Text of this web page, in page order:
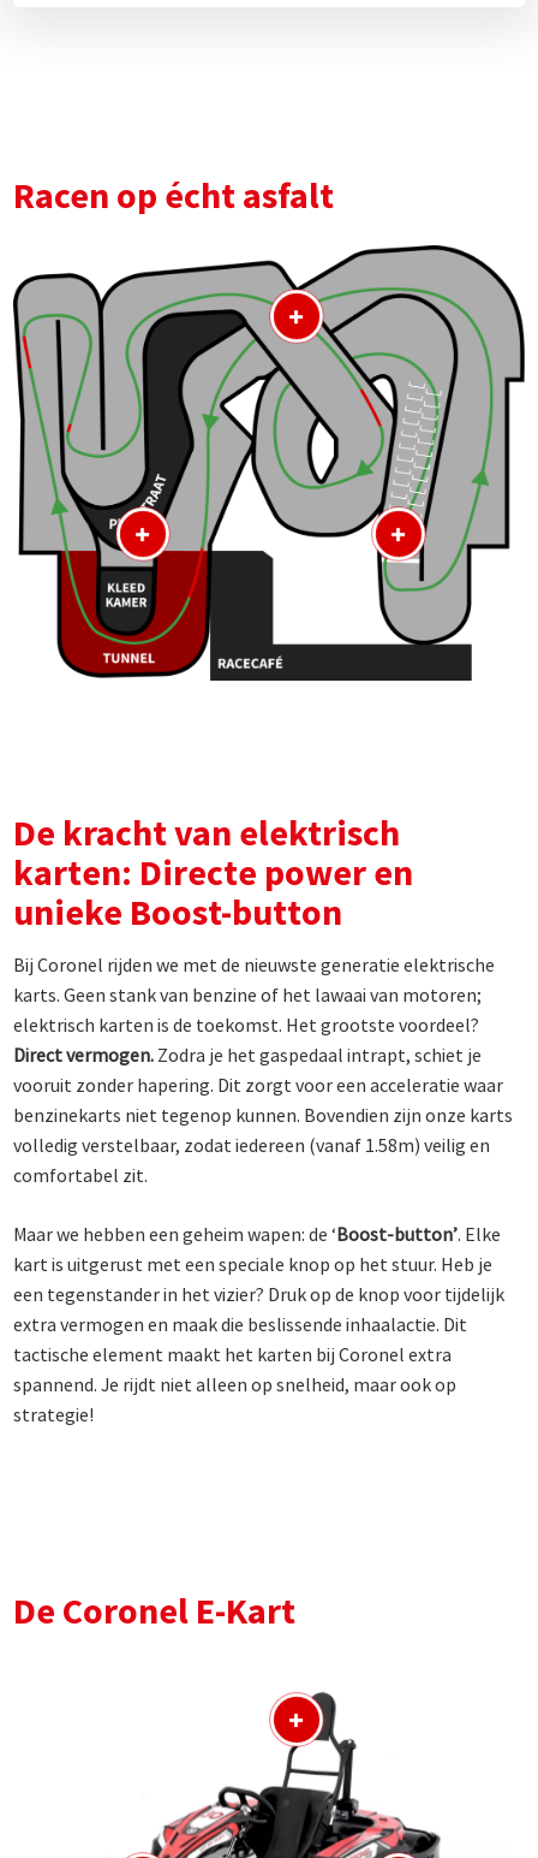
Racen op écht asfalt
+
+ +
De kracht van elektrisch
karten: Directe power en
unieke Boost-button
Bij Coronel rijden we met de nieuwste generatie elektrische
karts. Geen stank van benzine of het lawaai van motoren;
elektrisch karten is de toekomst. Het grootste voordeel?
Direct vermogen. Zodra je het gaspedaal intrapt, schiet je
vooruit zonder hapering. Dit zorgt voor een acceleratie waar
benzinekarts niet tegenop kunnen. Bovendien zijn onze karts
volledig verstelbaar, zodat iedereen (vanaf 1.58m) veilig en
comfortabel zit.
Maar we hebben een geheim wapen: de ‘Boost-button’. Elke
kart is uitgerust met een speciale knop op het stuur. Heb je
een tegenstander in het vizier? Druk op de knop voor tijdelijk
extra vermogen en maak die beslissende inhaalactie. Dit
tactische element maakt het karten bij Coronel extra
spannend. Je rijdt niet alleen op snelheid, maar ook op
strategie!
De Coronel E-Kart
+